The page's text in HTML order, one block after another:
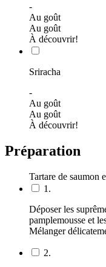
-
Au goût
Au goût
À découvrir!
Sriracha
-
Au goût
Au goût
À découvrir!
Préparation
Tartare de saumon
1.
Déposer les
pamplemousse et
Mélanger
2.